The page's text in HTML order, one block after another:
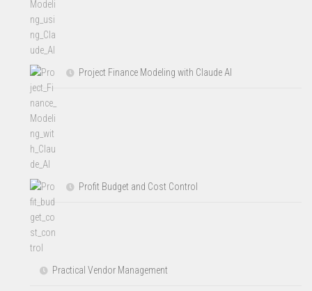
Project Finance Modeling with Claude AI
Profit Budget and Cost Control
Practical Vendor Management